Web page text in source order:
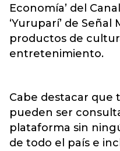
Economía’ del
‘Yuruparí’ de
productos de
entretenimiento.
Cabe destacar que
pueden ser
plataforma sin
de todo el país e